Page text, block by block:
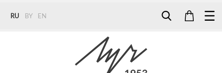
RU BY EN
+375 (29) 272 51 56